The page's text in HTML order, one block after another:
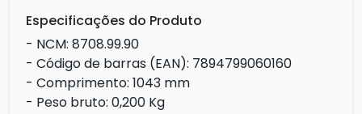
Especificações do Produto
- NCM: 8708.99.90
- Código de barras (EAN): 7894799060160
- Comprimento: 1043 mm
- Peso bruto: 0,200 Kg